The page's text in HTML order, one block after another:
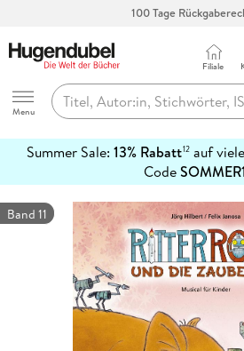
100 Tage
Hugendubel
Menu
Filiale
Summer Sale: 13% Rabatt12auf
Code
erfahren
Band 11